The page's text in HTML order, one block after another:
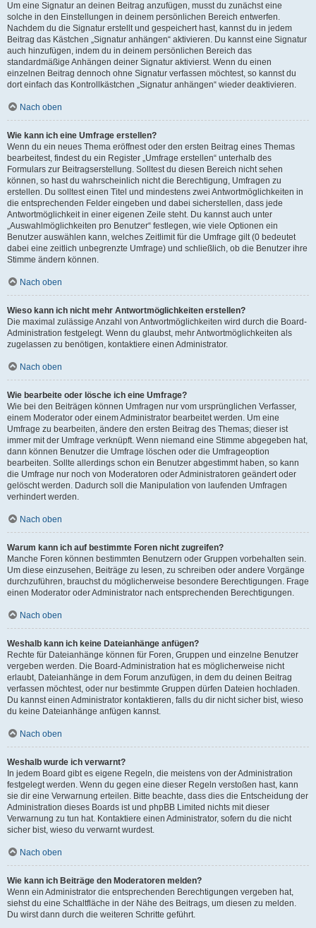
Um eine Signatur an deinen Beitrag anzufügen, musst du zunächst eine
solche in den Einstellungen in deinem persönlichen Bereich entwerfen.
Nachdem du die Signatur erstellt und gespeichert hast, kannst du in jedem
Beitrag das Kästchen „Signatur anhängen“ aktivieren. Du kannst eine Signatur
auch hinzufügen, indem du in deinem persönlichen Bereich das
standardmäßige Anhängen deiner Signatur aktivierst. Wenn du einen
einzelnen Beitrag dennoch ohne Signatur verfassen möchtest, so kannst du
dort einfach das Kontrollkästchen „Signatur anhängen“ wieder deaktivieren.
Nach oben
Wie kann ich eine Umfrage erstellen?
Wenn du ein neues Thema eröffnest oder den ersten Beitrag eines Themas
bearbeitest, findest du ein Register „Umfrage erstellen“ unterhalb des
Formulars zur Beitragserstellung. Solltest du diesen Bereich nicht sehen
können, so hast du wahrscheinlich nicht die Berechtigung, Umfragen zu
erstellen. Du solltest einen Titel und mindestens zwei Antwortmöglichkeiten in
die entsprechenden Felder eingeben und dabei sicherstellen, dass jede
Antwortmöglichkeit in einer eigenen Zeile steht. Du kannst auch unter
„Auswahlmöglichkeiten pro Benutzer“ festlegen, wie viele Optionen ein
Benutzer auswählen kann, welches Zeitlimit für die Umfrage gilt (0 bedeutet
dabei eine zeitlich unbegrenzte Umfrage) und schließlich, ob die Benutzer ihre
Stimme ändern können.
Nach oben
Wieso kann ich nicht mehr Antwortmöglichkeiten erstellen?
Die maximal zulässige Anzahl von Antwortmöglichkeiten wird durch die Board-
Administration festgelegt. Wenn du glaubst, mehr Antwortmöglichkeiten als
zugelassen zu benötigen, kontaktiere einen Administrator.
Nach oben
Wie bearbeite oder lösche ich eine Umfrage?
Wie bei den Beiträgen können Umfragen nur vom ursprünglichen Verfasser,
einem Moderator oder einem Administrator bearbeitet werden. Um eine
Umfrage zu bearbeiten, ändere den ersten Beitrag des Themas; dieser ist
immer mit der Umfrage verknüpft. Wenn niemand eine Stimme abgegeben hat,
dann können Benutzer die Umfrage löschen oder die Umfrageoption
bearbeiten. Sollte allerdings schon ein Benutzer abgestimmt haben, so kann
die Umfrage nur noch von Moderatoren oder Administratoren geändert oder
gelöscht werden. Dadurch soll die Manipulation von laufenden Umfragen
verhindert werden.
Nach oben
Warum kann ich auf bestimmte Foren nicht zugreifen?
Manche Foren können bestimmten Benutzern oder Gruppen vorbehalten sein.
Um diese einzusehen, Beiträge zu lesen, zu schreiben oder andere Vorgänge
durchzuführen, brauchst du möglicherweise besondere Berechtigungen. Frage
einen Moderator oder Administrator nach entsprechenden Berechtigungen.
Nach oben
Weshalb kann ich keine Dateianhänge anfügen?
Rechte für Dateianhänge können für Foren, Gruppen und einzelne Benutzer
vergeben werden. Die Board-Administration hat es möglicherweise nicht
erlaubt, Dateianhänge in dem Forum anzufügen, in dem du deinen Beitrag
verfassen möchtest, oder nur bestimmte Gruppen dürfen Dateien hochladen.
Du kannst einen Administrator kontaktieren, falls du dir nicht sicher bist, wieso
du keine Dateianhänge anfügen kannst.
Nach oben
Weshalb wurde ich verwarnt?
In jedem Board gibt es eigene Regeln, die meistens von der Administration
festgelegt werden. Wenn du gegen eine dieser Regeln verstoßen hast, kann
sie dir eine Verwarnung erteilen. Bitte beachte, dass dies die Entscheidung der
Administration dieses Boards ist und phpBB Limited nichts mit dieser
Verwarnung zu tun hat. Kontaktiere einen Administrator, sofern du die nicht
sicher bist, wieso du verwarnt wurdest.
Nach oben
Wie kann ich Beiträge den Moderatoren melden?
Wenn ein Administrator die entsprechenden Berechtigungen vergeben hat,
siehst du eine Schaltfläche in der Nähe des Beitrags, um diesen zu melden.
Du wirst dann durch die weiteren Schritte geführt.